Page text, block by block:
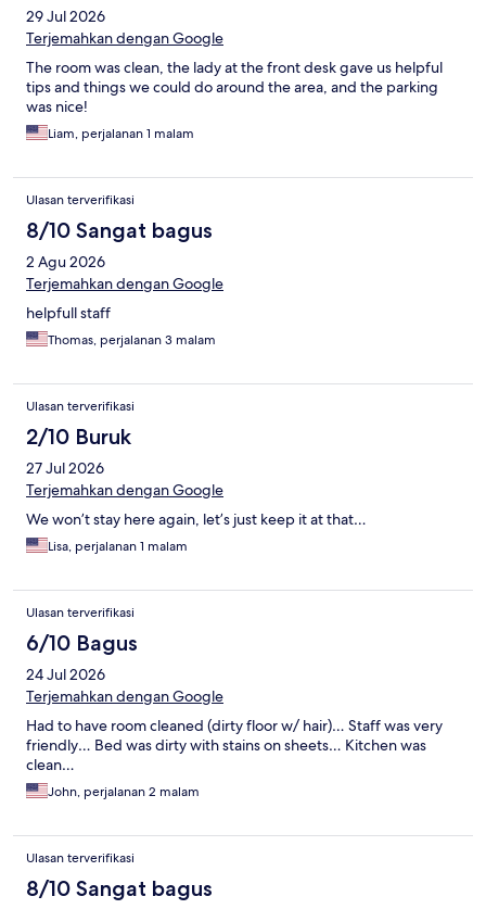
29 Jul 2026
Terjemahkan dengan Google
The room was clean, the lady at the front desk gave us helpful
tips and things we could do around the area, and the parking
was nice!
Liam, perjalanan 1 malam
Ulasan terverifikasi
8/10 Sangat bagus
2 Agu 2026
Terjemahkan dengan Google
helpfull staff
Thomas, perjalanan 3 malam
Ulasan terverifikasi
2/10 Buruk
27 Jul 2026
Terjemahkan dengan Google
We won’t stay here again, let’s just keep it at that…
Lisa, perjalanan 1 malam
Ulasan terverifikasi
6/10 Bagus
24 Jul 2026
Terjemahkan dengan Google
Had to have room cleaned (dirty floor w/ hair)… Staff was very
friendly… Bed was dirty with stains on sheets… Kitchen was
clean…
John, perjalanan 2 malam
Ulasan terverifikasi
8/10 Sangat bagus